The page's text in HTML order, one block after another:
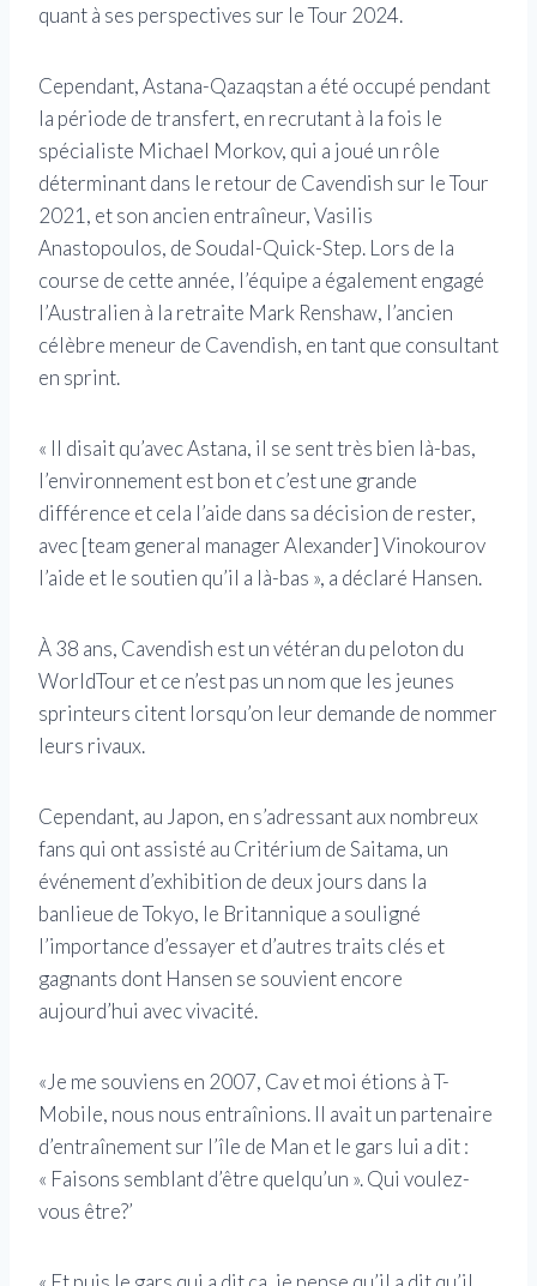
quant à ses perspectives sur le Tour 2024.
Cependant, Astana-Qazaqstan a été occupé pendant
la période de transfert, en recrutant à la fois le
spécialiste Michael Morkov, qui a joué un rôle
déterminant dans le retour de Cavendish sur le Tour
2021, et son ancien entraîneur, Vasilis
Anastopoulos, de Soudal-Quick-Step. Lors de la
course de cette année, l’équipe a également engagé
l’Australien à la retraite Mark Renshaw, l’ancien
célèbre meneur de Cavendish, en tant que consultant
en sprint.
« Il disait qu’avec Astana, il se sent très bien là-bas,
l’environnement est bon et c’est une grande
différence et cela l’aide dans sa décision de rester,
avec [team general manager Alexander] Vinokourov
l’aide et le soutien qu’il a là-bas », a déclaré Hansen.
À 38 ans, Cavendish est un vétéran du peloton du
WorldTour et ce n’est pas un nom que les jeunes
sprinteurs citent lorsqu’on leur demande de nommer
leurs rivaux.
Cependant, au Japon, en s’adressant aux nombreux
fans qui ont assisté au Critérium de Saitama, un
événement d’exhibition de deux jours dans la
banlieue de Tokyo, le Britannique a souligné
l’importance d’essayer et d’autres traits clés et
gagnants dont Hansen se souvient encore
aujourd’hui avec vivacité.
«Je me souviens en 2007, Cav et moi étions à T-
Mobile, nous nous entraînions. Il avait un partenaire
d’entraînement sur l’île de Man et le gars lui a dit :
« Faisons semblant d’être quelqu’un ». Qui voulez-
vous être?’